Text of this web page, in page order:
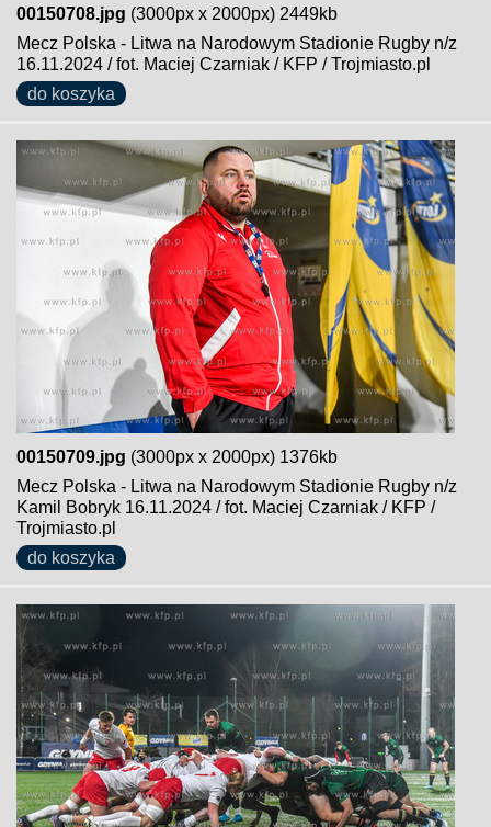
00150708.jpg (3000px x 2000px) 2449kb
Mecz Polska - Litwa na Narodowym Stadionie Rugby n/z
16.11.2024 / fot. Maciej Czarniak / KFP / Trojmiasto.pl
do koszyka
00150709.jpg (3000px x 2000px) 1376kb
Mecz Polska - Litwa na Narodowym Stadionie Rugby n/z
Kamil Bobryk 16.11.2024 / fot. Maciej Czarniak / KFP /
Trojmiasto.pl
do koszyka